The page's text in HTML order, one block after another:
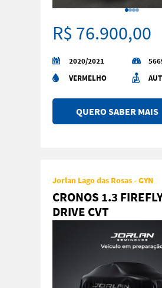
R$ 76.900,00
2020/2021
VERMELHO
QUERO SABER MAIS
Jorlan Lago das Rosas - GYN
CRONOS 1.3
DRIVE CVT